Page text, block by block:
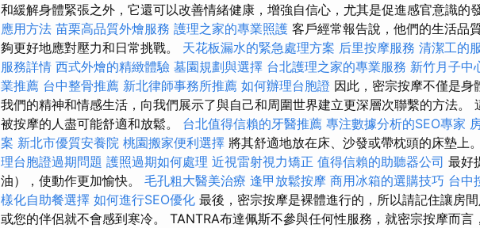
和緩解身體緊張之外，它還可以改善情緒健康，增強自信心，尤其是促進感官意識的
應用方法 苗栗高品質外燴服務 護理之家的專業照護 客戶經常報告說，他們的生活品
夠更好地應對壓力和日常挑戰。 天花板漏水的緊急處理方案 后里按摩服務 清潔工的
服務詳情 西式外燴的精緻體驗 墓園規劃與選擇 台北護理之家的專業服務 新竹月子中
業推薦 台中整骨推薦 新北律師事務所推薦 如何辦理台胞證 因此，密宗按摩不僅是身
我們的精神和情感生活，向我們展示了與自己和周圍世界建立更深層次聯繫的方法。
被按摩的人盡可能舒適和放鬆。 台北值得信賴的牙醫推薦 專注數據分析的SEO專家
案 新北市優質安養院 桃園搬家便利選擇 將其舒適地放在床、沙發或帶枕頭的床墊上。
理台胞證過期問題 護照過期如何處理 近視雷射視力矯正 值得信賴的助聽器公司 最好
油），使動作更加愉快。 毛孔粗大醫美治療 逢甲放鬆按摩 商用冰箱的選購技巧 台中
樣化自助餐選擇 如何進行SEO優化 最後，密宗按摩是裸體進行的，所以請記住讓房
或您的伴侶就不會感到寒冷。 TANTRA布達佩斯不參與任何性服務，就密宗按摩而言